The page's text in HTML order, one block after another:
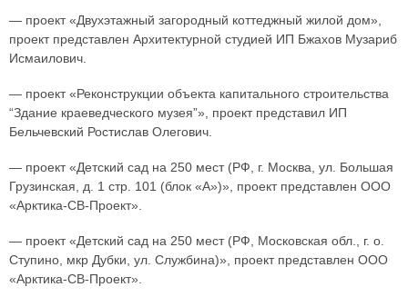
— проект «Двухэтажный загородный коттеджный жилой дом»,
проект представлен Архитектурной студией ИП Бжахов Музариб
Исмаилович.
— проект «Реконструкции объекта капитального строительства
“Здание краеведческого музея”», проект представил ИП
Бельчевский Ростислав Олегович.
— проект «Детский сад на 250 мест (РФ, г. Москва, ул. Большая
Грузинская, д. 1 стр. 101 (блок «А»)», проект представлен ООО
«Арктика-СВ-Проект».
— проект «Детский сад на 250 мест (РФ, Московская обл., г. о.
Ступино, мкр Дубки, ул. Службина)», проект представлен ООО
«Арктика-СВ-Проект».